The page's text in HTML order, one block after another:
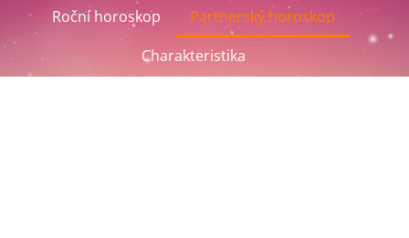
Roční horoskop
Partnerský horoskop
Charakteristika